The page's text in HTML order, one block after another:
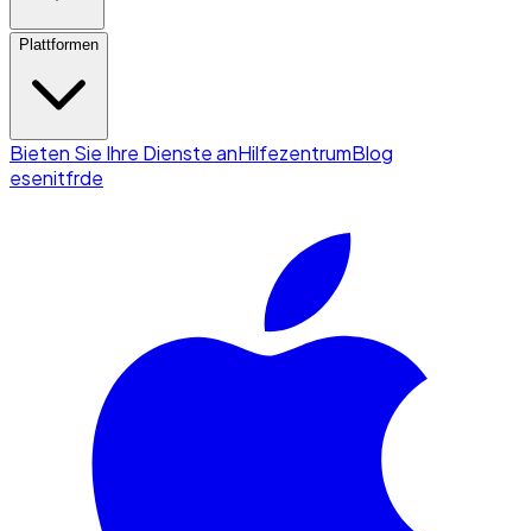
Plattformen
Bieten Sie Ihre Dienste anHilfezentrumBlog
esenitfrde